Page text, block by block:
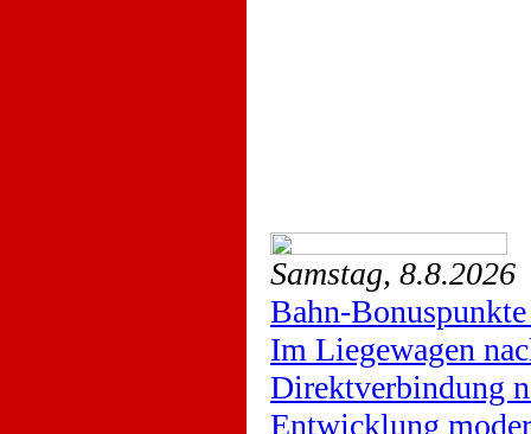
Samstag, 8.8.2026
Bahn-
Im Liegewagen
Direktverbindung
Entwicklung